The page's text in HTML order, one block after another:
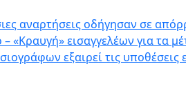
αναρτήσεις οδήγησαν σε
«Κραυγή» εισαγγελέων για τα
εξαιρεί τις